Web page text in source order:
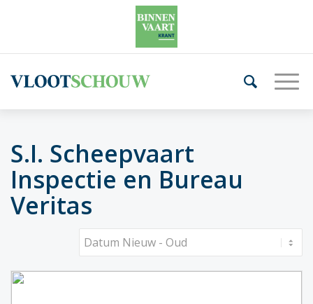
S.I. Scheepvaart
Inspectie en Bureau
Veritas